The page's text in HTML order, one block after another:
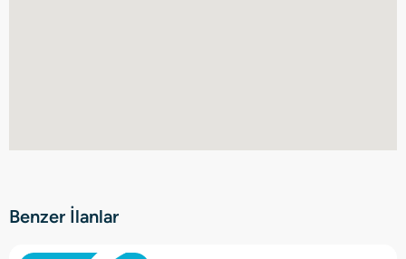
Benzer İlanlar